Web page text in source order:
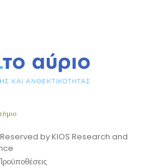
by KIOS Research and